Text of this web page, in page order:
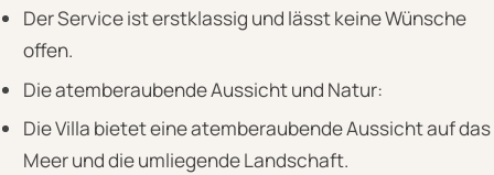
Der Service ist erstklassig und lässt keine Wünsche
offen.
Die atemberaubende Aussicht und Natur:
Die Villa bietet eine atemberaubende Aussicht auf das
Meer und die umliegende Landschaft.